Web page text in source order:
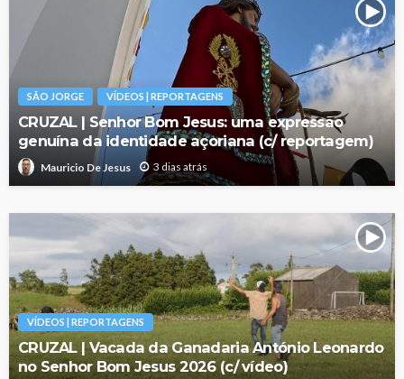
SÃO JORGE VÍDEOS | REPORTAGENS
CRUZAL | Senhor Bom Jesus: uma expressão
genuína da identidade açoriana (c/ reportagem)
Mauricio De Jesus 3 dias atrás
VÍDEOS | REPORTAGENS
CRUZAL | Vacada da Ganadaria António Leonardo
no Senhor Bom Jesus 2026 (c/ vídeo)